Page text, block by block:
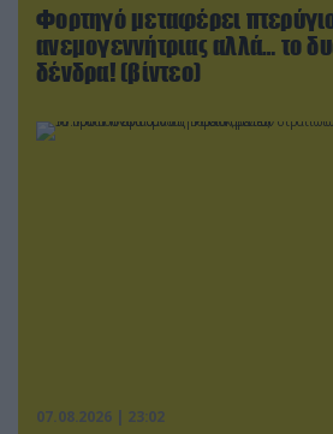
Φορτηγό μεταφέρει
ανεμογεννήτριας αλλά… το
δένδρα! (βίντεο)
07.08.2026 | 23:02